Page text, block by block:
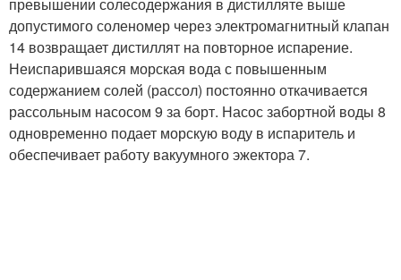
допустимого соленомер через электромагнитный клапан
14 возвращает дистиллят на повторное испарение.
Неиспарившаяся морская вода с повышенным
содержанием солей (рассол) постоянно откачивается
рассольным насосом 9 за борт. Насос забортной воды 8
одновременно подает морскую воду в испаритель и
обеспечивает работу вакуумного эжектора 7.